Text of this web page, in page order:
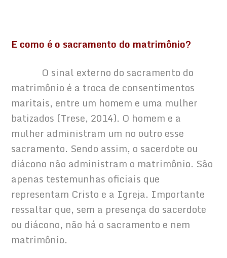
E como é o sacramento do matrimônio?
O sinal externo do sacramento do
matrimônio é a troca de consentimentos
maritais, entre um homem e uma mulher
batizados (Trese, 2014). O homem e a
mulher administram um no outro esse
sacramento. Sendo assim, o sacerdote ou
diácono não administram o matrimônio. São
apenas testemunhas oficiais que
representam Cristo e a Igreja. Importante
ressaltar que, sem a presença do sacerdote
ou diácono, não há o sacramento e nem
matrimônio.